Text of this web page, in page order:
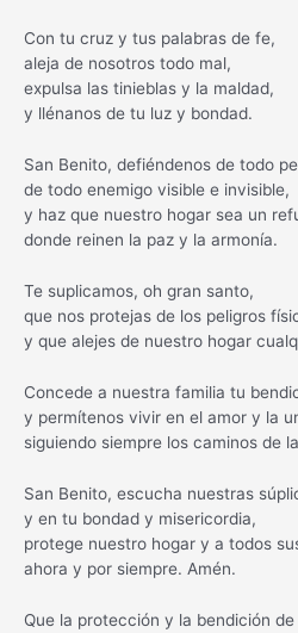
Con tu cruz y tus palabras de fe,
aleja de nosotros todo mal,
expulsa las tinieblas y la maldad,
y llénanos de tu luz y bondad.
San Benito, defiéndenos de todo
de todo enemigo visible e invisible,
y haz que nuestro hogar sea un
donde reinen la paz y la armonía.
Te suplicamos, oh gran santo,
que nos protejas de los peligros
y que alejes de nuestro hogar
Concede a nuestra familia tu
y permítenos vivir en el amor y la
siguiendo siempre los caminos de
San Benito, escucha nuestras
y en tu bondad y misericordia,
protege nuestro hogar y a todos
ahora y por siempre. Amén.
Que la protección y la bendición